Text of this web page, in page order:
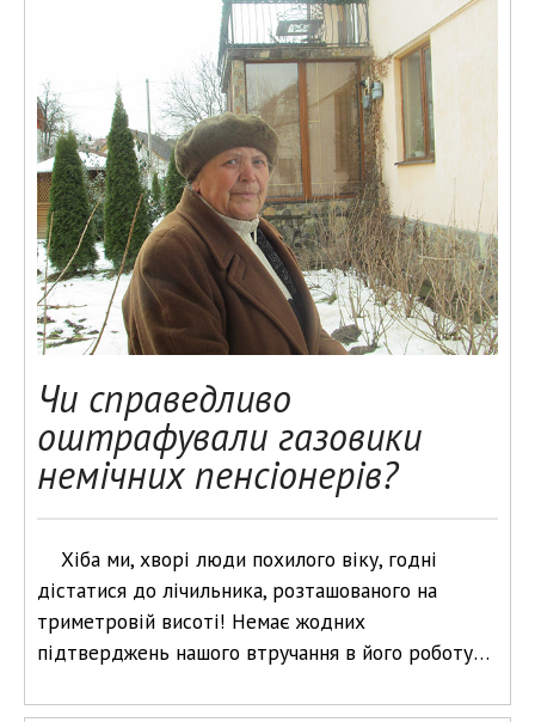
Чи справедливо
оштрафували газовики
немічних пенсіонерів?
Хіба ми, хворі люди похилого віку, годні
дістатися до лічильника, розташованого на
триметровій висоті! Немає жодних
підтверджень нашого втручання в його роботу…